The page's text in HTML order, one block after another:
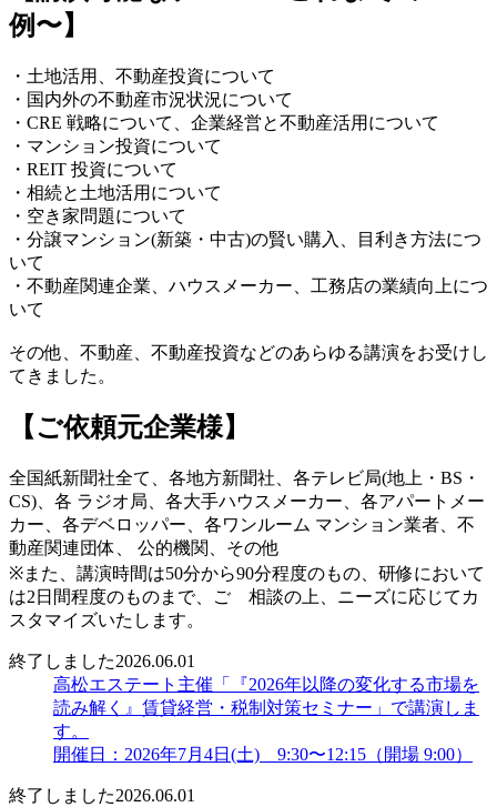
例〜】
・土地活用、不動産投資について
・国内外の不動産市況状況について
・CRE 戦略について、企業経営と不動産活用について
・マンション投資について
・REIT 投資について
・相続と土地活用について
・空き家問題について
・分譲マンション(新築・中古)の賢い購入、目利き方法につ
いて
・不動産関連企業、ハウスメーカー、工務店の業績向上につ
いて
その他、不動産、不動産投資などのあらゆる講演をお受けし
てきました。
【ご依頼元企業様】
全国紙新聞社全て、各地方新聞社、各テレビ局(地上・BS・
CS)、各 ラジオ局、各大手ハウスメーカー、各アパートメー
カー、各デベロッパー、各ワンルーム マンション業者、不
動産関連団体、 公的機関、その他
※また、講演時間は50分から90分程度のもの、研修において
は2日間程度のものまで、ご゙相談の上、ニーズに応じてカ
スタマイズいたします。
終了しました2026.06.01
高松エステート主催「『2026年以降の変化する市場を
読み解く』賃貸経営・税制対策セミナー」で講演しま
す。
開催日：2026年7月4日(土) 9:30〜12:15（開場 9:00）
終了しました2026.06.01